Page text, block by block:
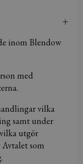
inom Blendow
med
vilka
samt under
utgör
som